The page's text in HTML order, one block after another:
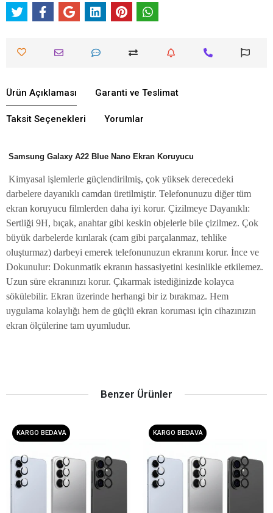
Ürün Açıklaması Garanti ve Teslimat
Taksit Seçenekleri Yorumlar
Samsung Galaxy A22 Blue Nano Ekran Koruyucu
Kimyasal işlemlerle güçlendirilmiş, çok yüksek derecedeki
darbelere dayanıklı camdan üretilmiştir. Telefonunuzu diğer tüm
ekran koruyucu filmlerden daha iyi korur. Çizilmeye Dayanıklı:
Sertliği 9H, bıçak, anahtar gibi keskin objelerle bile çizilmez. Çok
büyük darbelerde kırılarak (cam gibi parçalanmaz, tehlike
oluşturmaz) darbeyi emerek telefonunuzun ekranını korur. İnce ve
Dokunulur: Dokunmatik ekranın hassasiyetini kesinlikle etkilemez.
Uzun süre ekranınızı korur. Çıkarmak istediğinizde kolayca
sökülebilir. Ekran üzerinde herhangi bir iz bırakmaz. Hem
uygulama kolaylığı hem de güçlü ekran koruması için cihazınızın
ekran ölçülerine tam uyumludur.
Benzer Ürünler
KARGO BEDAVA KARGO BEDAVA